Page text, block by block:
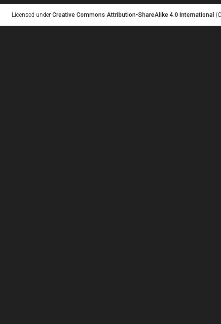
Licensed under Creative Commons Attribution-ShareAlike 4.0 International